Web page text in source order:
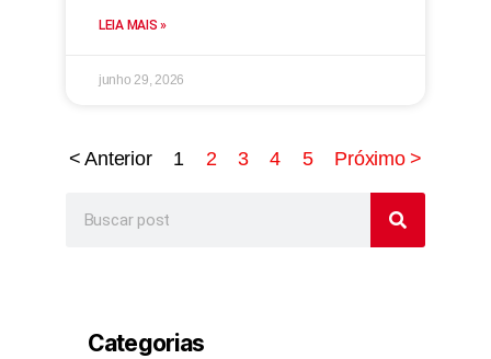
LEIA MAIS »
junho 29, 2026
< Anterior 1 2 3 4 5 Próximo >
Categorias